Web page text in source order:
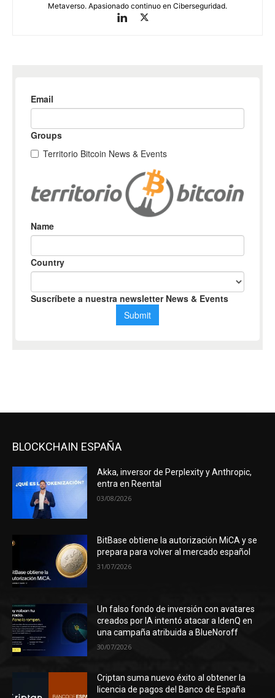
Metaverso. Apasionado continuo en Ciberseguridad.
BLOCKCHAIN ESPAÑA
Akka, inversor de Perplexity y Anthropic,
entra en Reental
03/08/2026
BitBase obtiene la autorización MiCA y se
prepara para volver al mercado español
31/07/2026
Un falso fondo de inversión con avatares
creados por IA intentó atacar a IdenQ en
una campaña atribuida a BlueNoroff
30/07/2026
Criptan suma nuevo éxito al obtener la
licencia de pagos del Banco de España